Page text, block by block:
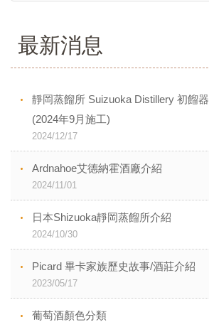
最新消息
靜岡蒸餾所 Suizuoka Distillery 初餾
(2024年9月施工)
2024/12/17
Ardnahoe艾德納霍酒廠介紹
2024/11/01
日本Shizuoka靜岡蒸餾所介紹
2024/10/30
Picard 畢卡家族歷史故事/酒莊介紹
2023/05/17
葡萄酒顏色分類